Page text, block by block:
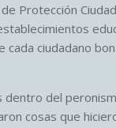
Protección
ciudadano
del
cosas que